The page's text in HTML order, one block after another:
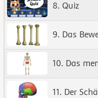
8. Quiz
9. Das
10. Das
11. Der